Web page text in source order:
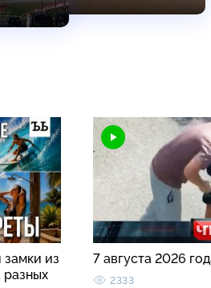
замки из
разных
7 августа 2026
2333